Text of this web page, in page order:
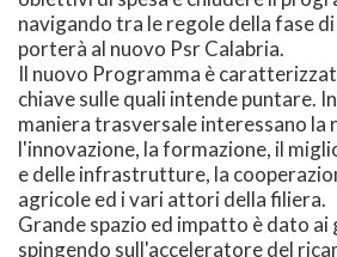
navigando tra le regole della fase
porterà al nuovo Psr Calabria.
Il nuovo Programma è
chiave sulle quali intende puntare.
maniera trasversale interessano la
l'innovazione, la formazione, il
e delle infrastrutture, la
agricole ed i vari attori della filiera.
Grande spazio ed impatto è dato
spingendo sull'acceleratore del